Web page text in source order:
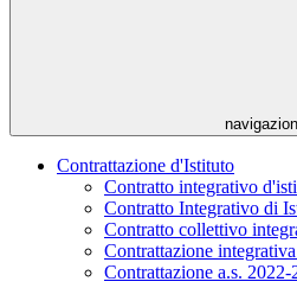
Contrattazione d'Istituto
Contratto integrativo
Contratto Integrativo di
Contratto collettivo
Contrattazione
Contrattazione a.s. 2022-